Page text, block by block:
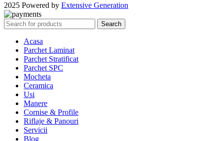
2025 Powered by Extensive Generation
Search
Acasa
Parchet Laminat
Parchet Stratificat
Parchet SPC
Mocheta
Ceramica
Usi
Manere
Cornise & Profile
Riflaje & Panouri
Servicii
Blog